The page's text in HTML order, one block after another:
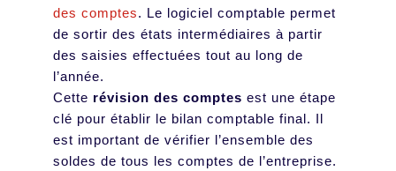
des comptes. Le logiciel comptable permet
de sortir des états intermédiaires à partir
des saisies effectuées tout au long de
l’année.
Cette révision des comptes est une étape
clé pour établir le bilan comptable final. Il
est important de vérifier l’ensemble des
soldes de tous les comptes de l’entreprise.